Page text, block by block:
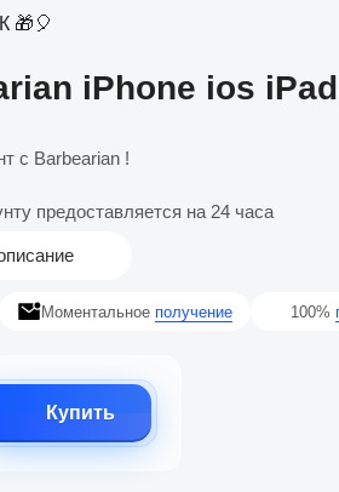
🎁🎈
iPhone ios
с Barbearian !
предоставляется на 24 часа
Моментальное получение 100%
Купить